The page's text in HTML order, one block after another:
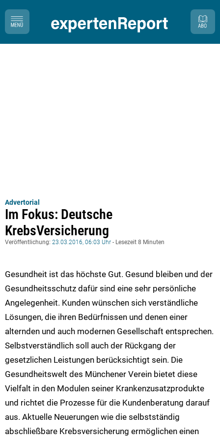
Advertorial
Im Fokus: Deutsche
KrebsVersicherung
Veröffentlichung: 23.03.2016, 06:03 Uhr - Lesezeit 8 Minuten
Gesundheit ist das höchste Gut. Gesund bleiben und der
Gesundheitsschutz dafür sind eine sehr persönliche
Angelegenheit. Kunden wünschen sich verständliche
Lösungen, die ihren Bedürfnissen und denen einer
alternden und auch modernen Gesellschaft entsprechen.
Selbstverständlich soll auch der Rückgang der
gesetzlichen Leistungen berücksichtigt sein. Die
Gesundheitswelt des Münchener Verein bietet diese
Vielfalt in den Modulen seiner Krankenzusatzprodukte
und richtet die Prozesse für die Kundenberatung darauf
aus. Aktuelle Neuerungen wie die selbstständig
abschließbare Krebsversicherung ermöglichen einen